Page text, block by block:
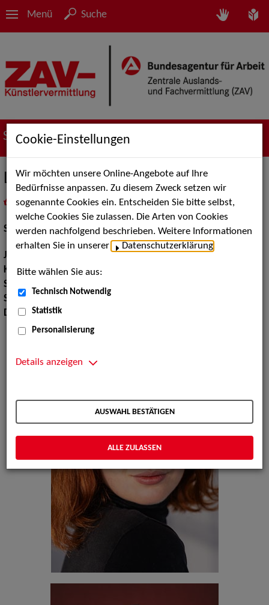
Menü Suche
Suche nach Künstler*innen
Lea Mergell
als PDF speichern
inMeine Merklistelegen
Schauspiel:Film und TV
Jahrgang:
Körpergröße:172 cm
Sport:
Sprachen:
Dialekte:Sächsisch
Cookie-Einstellungen
Wir möchten unsere Online-Angebote auf Ihre
Bedürfnisse anpassen. Zu diesem Zweck setzen wir
sogenannte Cookies ein. Entscheiden Sie bitte selbst,
welche Cookies Sie zulassen. Die Arten von Cookies
werden nachfolgend beschrieben. Weitere Informationen
erhalten Sie in unserer
Datenschutzerklärung
Bitte wählen Sie aus:
Technisch Notwendig
Statistik
Personalisierung
Details anzeigen
AUSWAHL BESTÄTIGEN
ALLE ZULASSEN